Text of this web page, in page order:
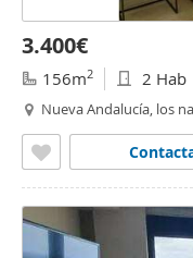
3.400€
156m2 2 Hab
Nueva Andalucía, los